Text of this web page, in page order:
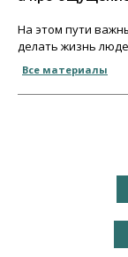
На этом пути
делать жизнь
Все материалы